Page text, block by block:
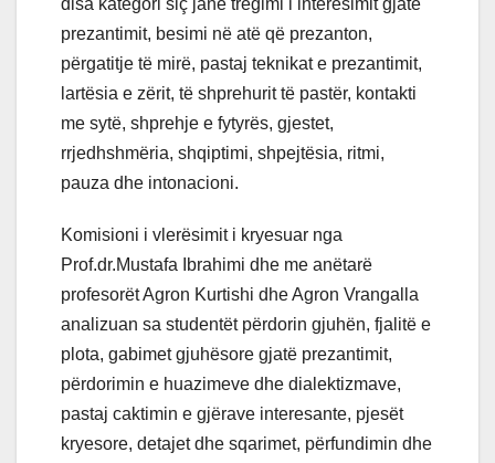
disa kategori siç janë tregimi i interesimit gjatë
prezantimit, besimi në atë që prezanton,
përgatitje të mirë, pastaj teknikat e prezantimit,
lartësia e zërit, të shprehurit të pastër, kontakti
me sytë, shprehje e fytyrës, gjestet,
rrjedhshmëria, shqiptimi, shpejtësia, ritmi,
pauza dhe intonacioni.
Komisioni i vlerësimit i kryesuar nga
Prof.dr.Mustafa Ibrahimi dhe me anëtarë
profesorët Agron Kurtishi dhe Agron Vrangalla
analizuan sa studentët përdorin gjuhën, fjalitë e
plota, gabimet gjuhësore gjatë prezantimit,
përdorimin e huazimeve dhe dialektizmave,
pastaj caktimin e gjërave interesante, pjesët
kryesore, detajet dhe sqarimet, përfundimin dhe